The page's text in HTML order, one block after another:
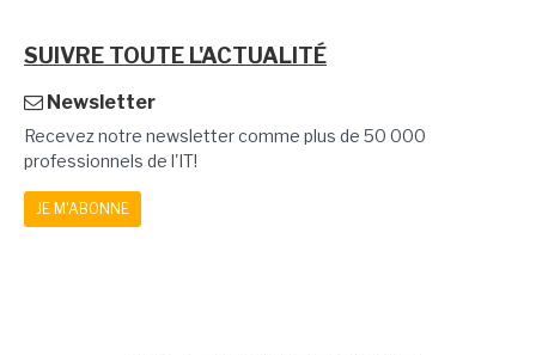
SUIVRE TOUTE L'ACTUALITÉ
Newsletter
Recevez notre newsletter comme plus de 50 000
professionnels de l'IT!
JE M'ABONNE